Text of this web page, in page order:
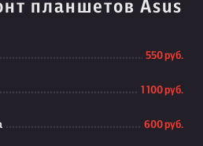
планшетов Asus
550 руб.
1 100 руб.
600 руб.